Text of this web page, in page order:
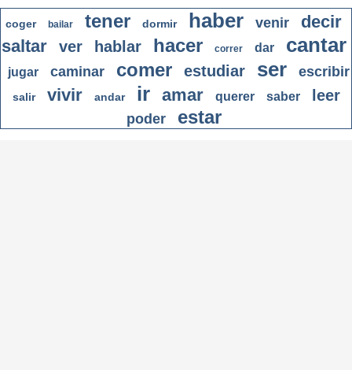
coger bailar tener dormir haber venir
decir
saltar
ver hablar hacer correr dar cantar
jugar caminar comer estudiar ser escribir
salir vivir andar ir amar querer saber leer
poder estar